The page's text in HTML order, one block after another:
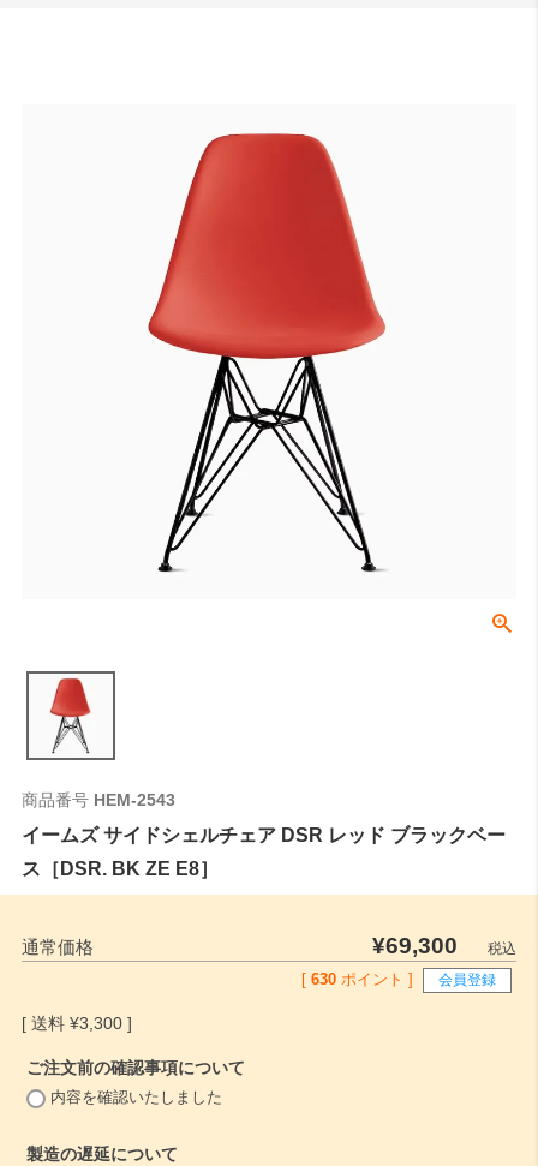
商品番号 HEM-2543
イームズ サイドシェルチェア DSR レッド ブラックベー
ス［DSR. BK ZE E8］
通常価格 ¥69,300
税込
630 ポイント ] 会員登録
¥3,300
ご注文前の確認事項について
内容を確認いたしました
製造の遅延について